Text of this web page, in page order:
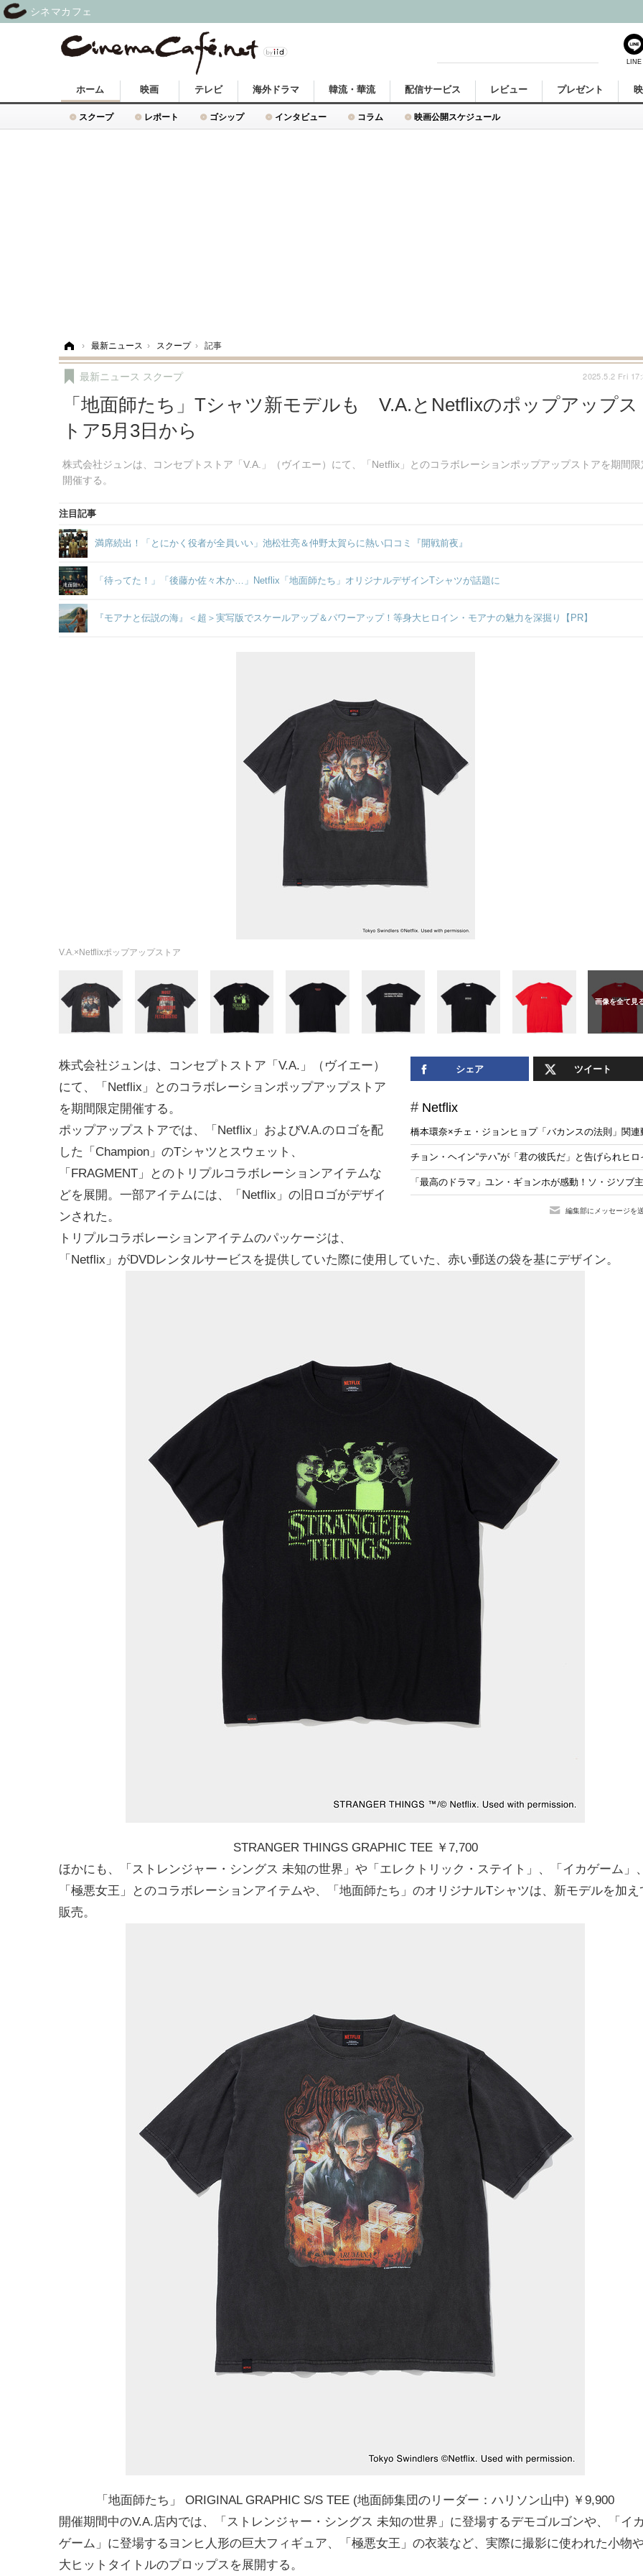
ホーム
スクープ レポート ゴシップ インタビュー コラム 映画公開スケジュール
映画 テレビ 海外ドラマ 韓流・華流 配信サービス レビュー プレゼント
› 最新ニュース › スクープ › 記事
「地面師たち」Tシャツ新モデルも V.A.とNetflixのポップアップス
トア5月3日から
株式会社ジュンは、コンセプトストア「V.A.」（ヴイエー）にて、「Netflix」とのコラボレーションポップアップストアを期間限
開催する。
最新ニュース スクープ 2025.5.2 Fri
注目記事
満席続出！「とにかく役者が全員いい」池松壮亮＆仲野太賀らに熱い口コミ『開戦前夜』
「待ってた！」「後藤か佐々木か…」Netflix「地面師たち」オリジナルデザインTシャツが話題に
『モアナと伝説の海』＜超＞実写版でスケールアップ＆パワーアップ！等身大ヒロイン・モアナの魅力を深掘り【PR】
V.A.×Netflixポップアップストア
シェア ツイート
Netflix
橋本環奈×チェ・ジョンヒョプ「バカンスの法則」関
チョン・ヘイン“テハ”が「君の彼氏だ」と告げられ
「最高のドラマ」ユン・ギョンホが感動！ソ・ジソ
編集部にメッセージを
株式会社ジュンは、コンセプトストア「V.A.」（ヴイエー）
にて、「Netflix」とのコラボレーションポップアップストア
を期間限定開催する。
ポップアップストアでは、「Netflix」およびV.A.のロゴを配
した「Champion」のTシャツとスウェット、
「FRAGMENT」とのトリプルコラボレーションアイテムな
どを展開。一部アイテムには、「Netflix」の旧ロゴがデザイ
ンされた。
トリプルコラボレーションアイテムのパッケージは、
「Netflix」がDVDレンタルサービスを提供していた際に使用していた、赤い郵送の袋を基にデザイン。
STRANGER THINGS GRAPHIC TEE ￥7,700
ほかにも、「ストレンジャー・シングス 未知の世界」や「エレクトリック・ステイト」、「イカゲーム」
「極悪女王」とのコラボレーションアイテムや、「地面師たち」のオリジナルTシャツは、新モデルを加え
販売。
「地面師たち」 ORIGINAL GRAPHIC S/S TEE (地面師集団のリーダー：ハリソン山中) ￥9,900
開催期間中のV.A.店内では、「ストレンジャー・シングス 未知の世界」に登場するデモゴルゴンや、「イ
ゲーム」に登場するヨンヒ人形の巨大フィギュア、「極悪女王」の衣装など、実際に撮影に使われた小物
大ヒットタイトルのプロップスを展開する。
LINE
シネマカフェ